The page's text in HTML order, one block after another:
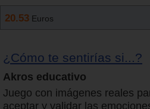
20.53 Euros
¿Cómo te sentirías si...?
Akros educativo
Juego con imágenes reales
aceptar y validar las